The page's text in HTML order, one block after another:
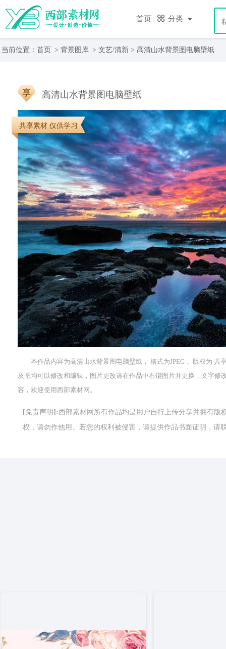
首页 分类
当前位置： 首页 > 背景图库 > 文艺/清新 > 高清山水背景图电脑壁纸
共享素材 仅供学习
高清山水背景图电脑壁纸
本作品内容为高清山水背景图电脑壁纸， 格式为JPEG， 版权为
及图均可以修改和编辑，图片更改请在作品中右键图片并更换，文字
容，欢迎使用西部素材网。
[免责声明]:西部素材网所有作品均是用户自行上传分享并拥有
权，请勿作他用。若您的权利被侵害，请提供作品书面证明，请